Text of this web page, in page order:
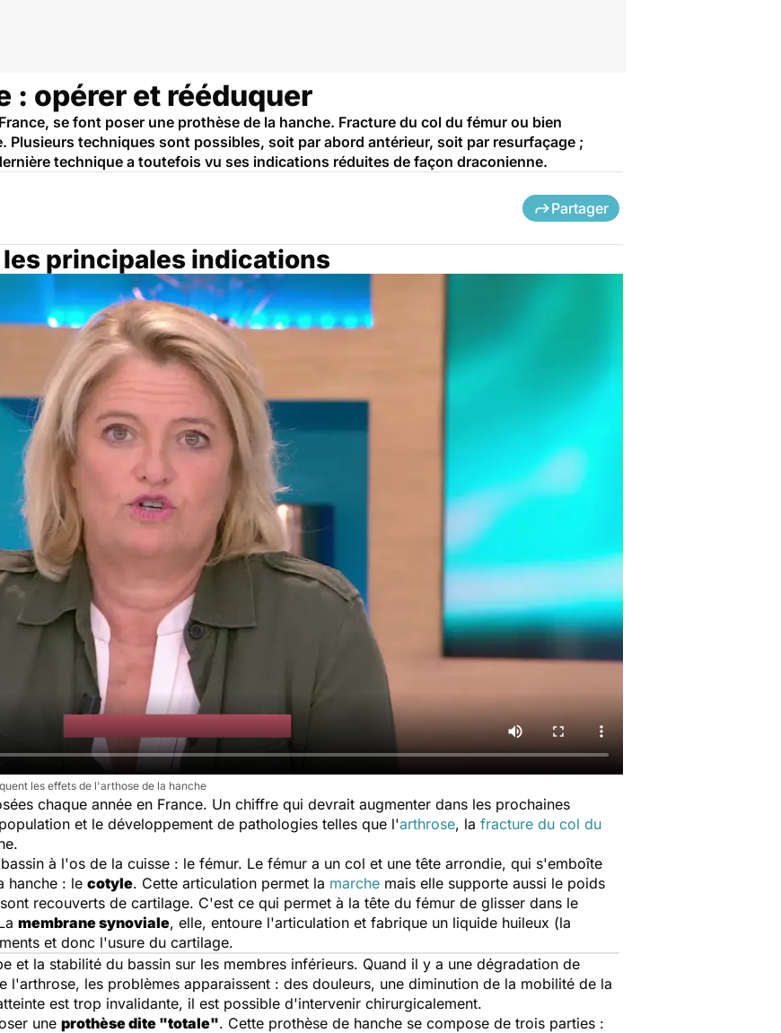
: opérer et rééduquer
se font poser une prothèse de la hanche. Fracture du col du fémur ou bien
Plusieurs techniques sont possibles, soit par abord antérieur, soit par resurfaçage ;
technique a toutefois vu ses indications réduites de façon draconienne.
Partager
principales indications
les effets de l'arthose de la hanche
chaque année en France. Un chiffre qui devrait augmenter dans les prochaines
et le développement de pathologies telles que l'arthrose, la fracture du col du
à l'os de la cuisse : le fémur. Le fémur a un col et une tête arrondie, qui s'emboîte
hanche : le cotyle. Cette articulation permet la marche mais elle supporte aussi le poids
recouverts de cartilage. C'est ce qui permet à la tête du fémur de glisser dans le
membrane synoviale, elle, entoure l'articulation et fabrique un liquide huileux (la
et donc l'usure du cartilage.
et la stabilité du bassin sur les membres inférieurs. Quand il y a une dégradation de
l'arthrose, les problèmes apparaissent : des douleurs, une diminution de la mobilité de la
est trop invalidante, il est possible d'intervenir chirurgicalement.
une prothèse dite "totale". Cette prothèse de hanche se compose de trois parties :